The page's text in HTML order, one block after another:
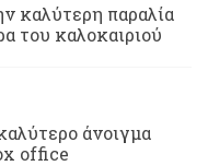
καλύτερη παραλία
του καλοκαιριού
άνοιγμα
office